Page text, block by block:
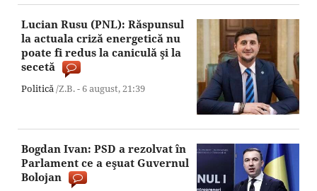
Lucian Rusu (PNL): Răspunsul
la actuala criză energetică nu
poate fi redus la caniculă şi la
secetă
Politică /Z.B. -6 august, 21:39
Bogdan Ivan: PSD a rezolvat în
Parlament ce a eşuat Guvernul
Bolojan